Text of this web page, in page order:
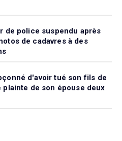
de police suspendu après
de cadavres à des
d'avoir tué son fils de
plainte de son épouse deux